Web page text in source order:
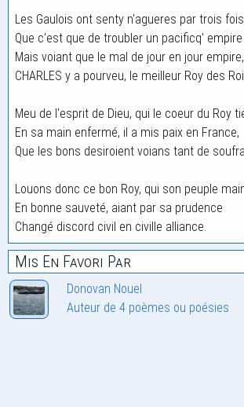
Les Gaulois ont senty n'agueres par trois
Que c'est que de troubler un pacificq' empire
Mais voiant que le mal de jour en jour empire,
CHARLES y a pourveu, le meilleur Roy des
Meu de l'esprit de Dieu, qui le coeur du Roy
En sa main enfermé, il a mis paix en France,
Que les bons desiroient voians tant de
Louons donc ce bon Roy, qui son peuple
En bonne sauveté, aiant par sa prudence
Changé discord civil en civille alliance.
Mis En Favori Par
Donovan Nouel
Auteur de 4 poèmes ou poésies